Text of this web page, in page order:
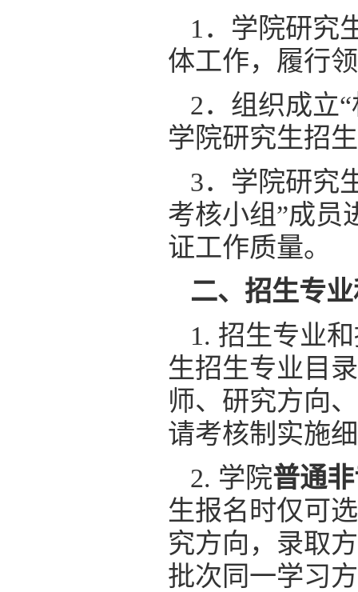
1．学院研究
体工作，履行
2．组织成立
学院研究生招
3．学院研究
考核小组”成员
证工作质量。
二、招生专业
1. 招生专业
生招生专业目
师、研究方向
请考核制实施
2. 学院普通
生报名时仅可
究方向，录取
批次同一学习